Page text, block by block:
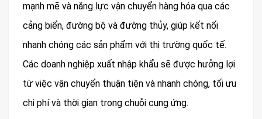
mạnh mẽ và năng lực vận chuyển hàng hóa qua các
cảng biển, đường bộ và đường thủy, giúp kết nối
nhanh chóng các sản phẩm với thị trường quốc tế.
Các doanh nghiệp xuất nhập khẩu sẽ được hưởng lợi
từ việc vận chuyển thuận tiện và nhanh chóng, tối ưu
chi phí và thời gian trong chuỗi cung ứng.